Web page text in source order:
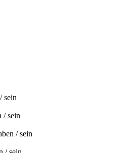
sein
/ sein
/ sein